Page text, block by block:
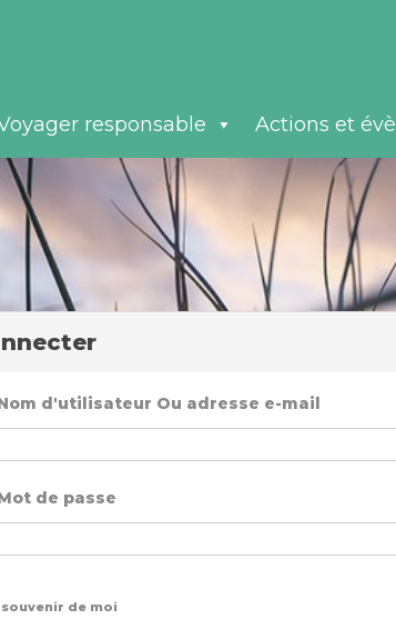
responsable Actions et
d'utilisateur Ou adresse e-mail
de passe
souvenir de moi